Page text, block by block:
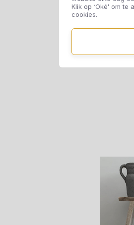
Klik op ‘Oké’ om
cookies.